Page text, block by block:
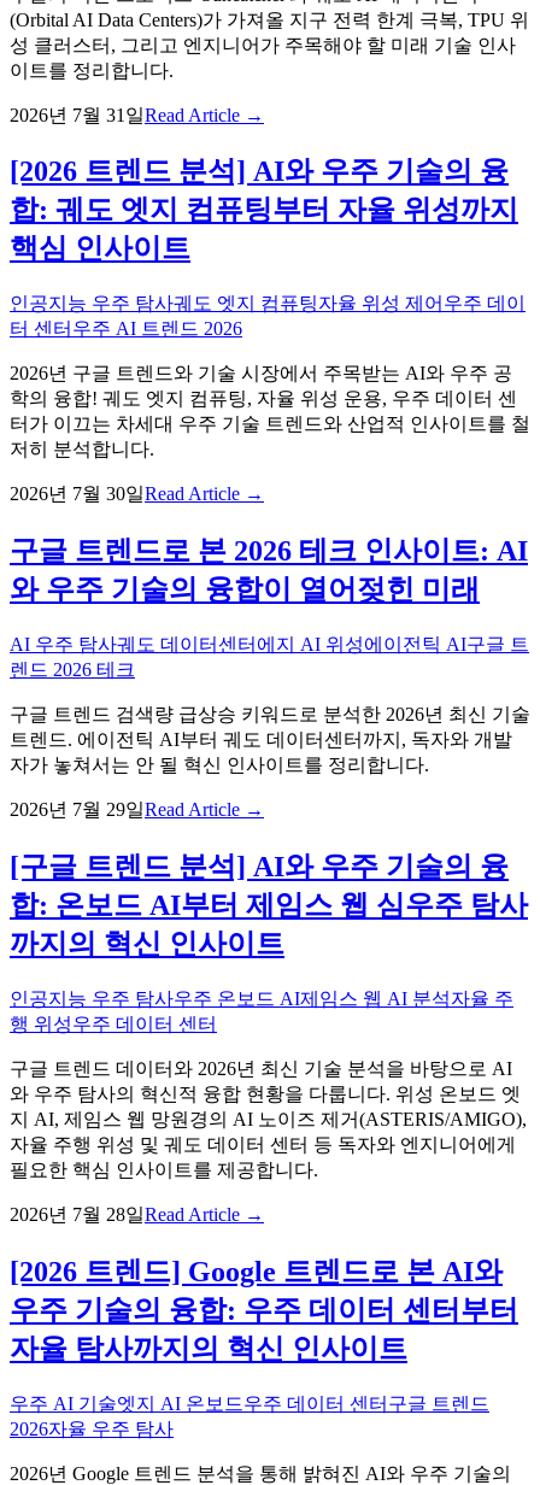
(Orbital AI Data Centers)가 가져올 지구 전력 한계 극복, TPU 위
성 클러스터, 그리고 엔지니어가 주목해야 할 미래 기술 인사
이트를 정리합니다.
2026년 7월 31일Read Article →
[2026 트렌드 분석] AI와 우주 기술의 융
합: 궤도 엣지 컴퓨팅부터 자율 위성까지
핵심 인사이트
인공지능 우주 탐사궤도 엣지 컴퓨팅자율 위성 제어 우주 데이
터 센터 우주 AI 트렌드 2026
2026년 구글 트렌드와 기술 시장에서 주목받는 AI와 우주 공
학의 융합! 궤도 엣지 컴퓨팅, 자율 위성 운용, 우주 데이터 센
터가 이끄는 차세대 우주 기술 트렌드와 산업적 인사이트를 철
저히 분석합니다.
2026년 7월 30일Read Article →
구글 트렌드로 본 2026 테크 인사이트: AI
와 우주 기술의 융합이 열어젖힌 미래
AI 우주 탐사궤도 데이터센터 에지 AI 위성에이전틱 AI구글 트
렌드 2026 테크
구글 트렌드 검색량 급상승 키워드로 분석한 2026년 최신 기술
트렌드. 에이전틱 AI부터 궤도 데이터센터까지, 독자와 개발
자가 놓쳐서는 안 될 혁신 인사이트를 정리합니다.
2026년 7월 29일Read Article →
[구글 트렌드 분석] AI와 우주 기술의 융
합: 온보드 AI부터 제임스 웹 심우주 탐사
까지의 혁신 인사이트
인공지능 우주 탐사우주 온보드 AI제임스 웹 AI 분석자율 주
행 위성우주 데이터 센터
구글 트렌드 데이터와 2026년 최신 기술 분석을 바탕으로 AI
와 우주 탐사의 혁신적 융합 현황을 다룹니다. 위성 온보드 엣
지 AI, 제임스 웹 망원경의 AI 노이즈 제거(ASTERIS/AMIGO),
자율 주행 위성 및 궤도 데이터 센터 등 독자와 엔지니어에게
필요한 핵심 인사이트를 제공합니다.
2026년 7월 28일Read Article →
[2026 트렌드] Google 트렌드로 본 AI와
우주 기술의 융합: 우주 데이터 센터부터
자율 탐사까지의 혁신 인사이트
우주 AI 기술엣지 AI 온보드우주 데이터 센터 구글 트렌드
2026자율 우주 탐사
2026년 Google 트렌드 분석을 통해 밝혀진 AI와 우주 기술의